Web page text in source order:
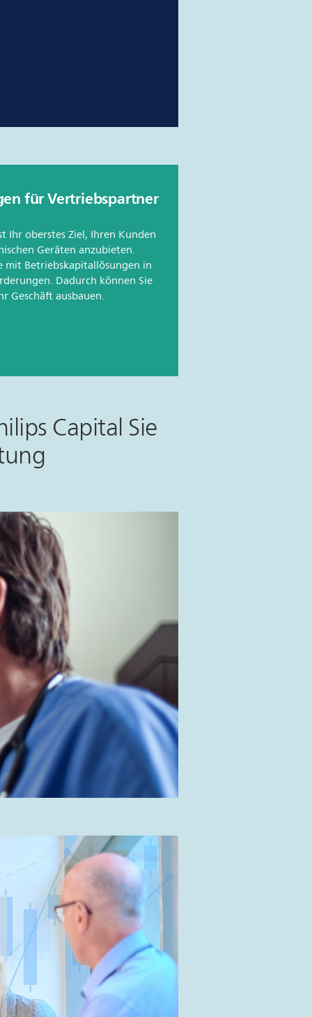
für Vertriebspartner
Ihr oberstes Ziel, Ihren Kunden
Geräten anzubieten.
mit Betriebskapitallösungen in
Dadurch können Sie
Geschäft ausbauen.
Capital Sie